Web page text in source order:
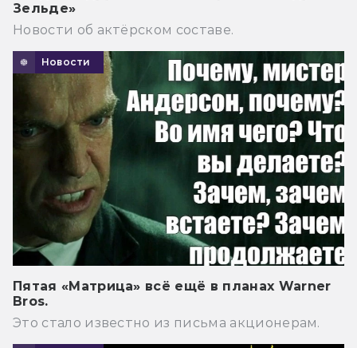
Зельде»
Новости об актёрском составе.
Новости
Пятая «Матрица» всё ещё в планах Warner
Bros.
Это стало известно из письма акционерам.